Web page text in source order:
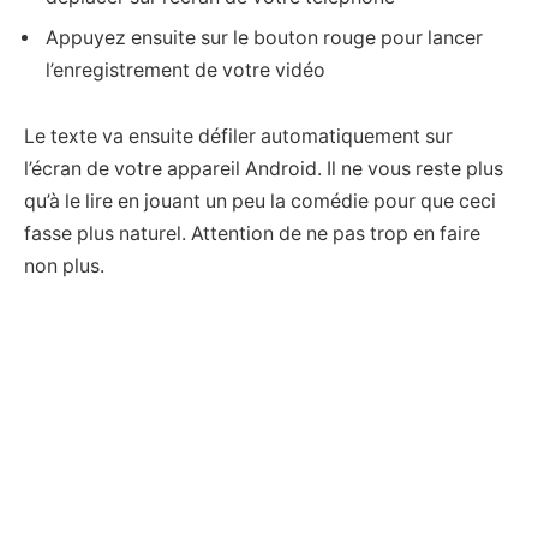
Appuyez ensuite sur le bouton rouge pour lancer
l’enregistrement de votre vidéo
Le texte va ensuite défiler automatiquement sur
l’écran de votre appareil Android. Il ne vous reste plus
qu’à le lire en jouant un peu la comédie pour que ceci
fasse plus naturel. Attention de ne pas trop en faire
non plus.